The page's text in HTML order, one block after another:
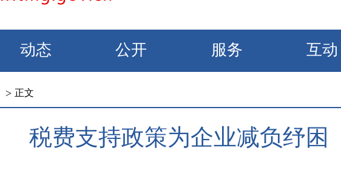
动态 公开 服务 互动
> 正文
税费支持政策为企业减负纾困